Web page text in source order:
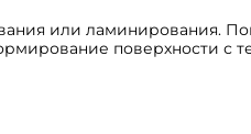
или ламинирования.
поверхности с